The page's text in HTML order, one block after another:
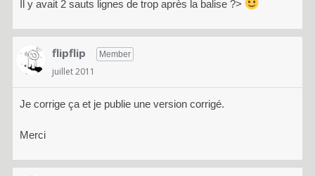
Il y avait 2 sauts lignes de trop après la balise ?>
flipflip Member
juillet 2011
Je corrige ça et je publie une version corrigé.
Merci